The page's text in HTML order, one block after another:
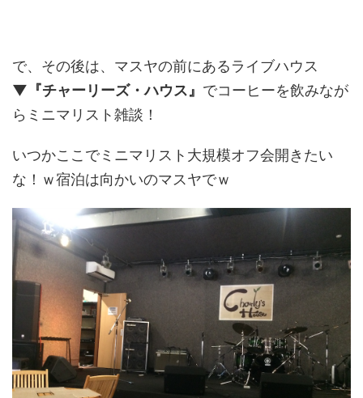
で、その後は、マスヤの前にあるライブハウス
▼『チャーリーズ・ハウス』 でコーヒーを飲みなが
らミニマリスト雑談！
いつかここでミニマリスト大規模オフ会開きたい
な！ｗ宿泊は向かいのマスヤでｗ